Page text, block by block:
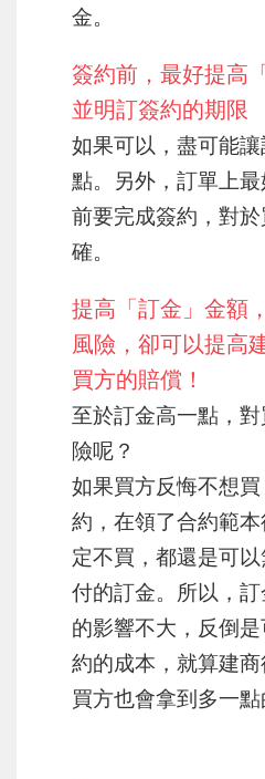
金。
簽約前，最好提高
並明訂簽約的期限
如果可以，盡可能
點。另外，訂單上
前要完成簽約，對
確。
提高「訂金」金額
風險，卻可以提高
買方的賠償！
至於訂金高一點，
險呢？
如果買方反悔不想
約，在領了合約範
定不買，都還是可
付的訂金。所以，
的影響不大，反倒
約的成本，就算建商
買方也會拿到多一點